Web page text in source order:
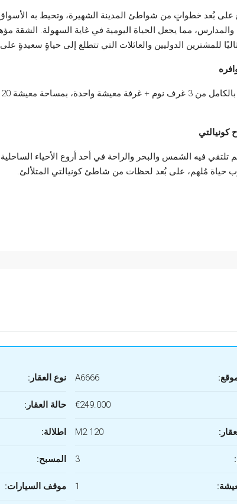
على بُعد خطواتٍ من شواطئ المدينة الشهيرة، وتحيط به
مما يجعل الحياة اليومية في غاية السهولة. الشقة
للمشترين الدوليين والعائلات التي تتطلع إلى حياةٍ سعيدةٍ
كونيالتي
تلتقي فيه الشمس والبحر والراحة في أحد أروع الأحياء
حياة مُلهم، على بُعد لحظات من شاطئ كونيالتي المتلألئ.
A6666
€249.000
120 M2
3
1
نوع العقار:
حالة العقار:
اطلالة:
المسبح:
موقف السيارات: